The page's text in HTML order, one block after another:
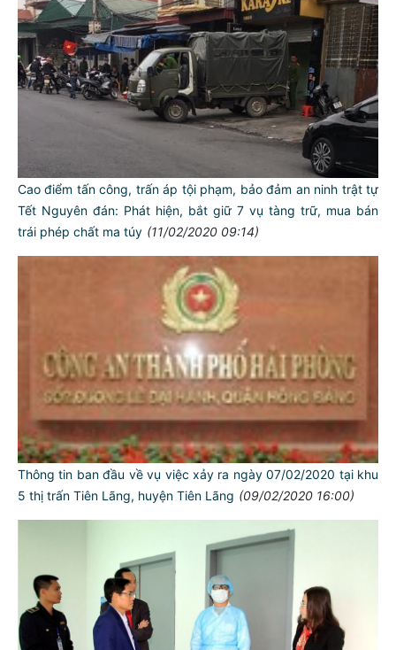
Cao điểm tấn công, trấn áp tội phạm, bảo đảm an ninh trật tự
Tết Nguyên đán: Phát hiện, bắt giữ 7 vụ tàng trữ, mua bán
trái phép chất ma túy (11/02/2020 09:14)
Thông tin ban đầu về vụ việc xảy ra ngày 07/02/2020 tại khu
5 thị trấn Tiên Lãng, huyện Tiên Lãng (09/02/2020 16:00)